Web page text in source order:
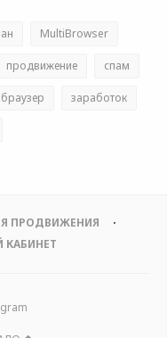
MultiBrowser
продвижение спам
заработок
ПРОДВИЖЕНИЯ